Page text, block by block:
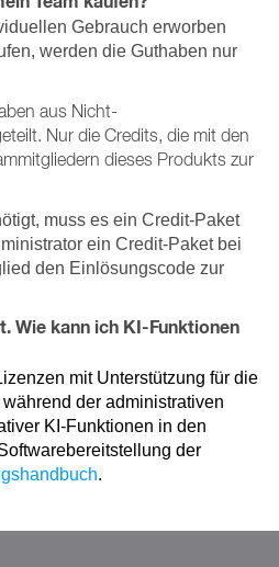
Gebrauch erworben
werden die Guthaben nur
aus Nicht-
Nur die Credits, die mit den
dieses Produkts zur
muss es ein Credit-Paket
ein Credit-Paket bei
den Einlösungscode zur
Wie kann ich KI-Funktionen
mit Unterstützung für die
der administrativen
KI-Funktionen in den
der
.